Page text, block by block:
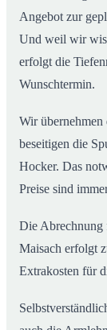
Angebot zur
Und weil wir
erfolgt die
Wunschtermin.
Wir
beseitigen die
Hocker. Das
Preise sind
Die Abrechnung
Maisach erfolgt
Extrakosten für